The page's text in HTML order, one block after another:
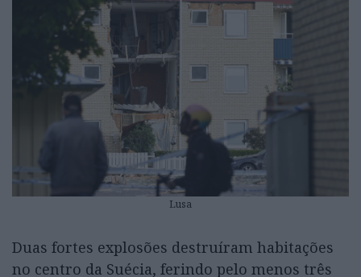
Lusa
Duas fortes explosões destruíram habitações
no centro da Suécia, ferindo pelo menos três